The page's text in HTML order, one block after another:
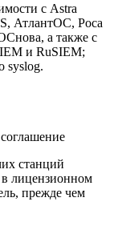
с Astra
АтлантОС, Роса
а также с
и RuSIEM;
syslog.
станций
лицензионном
прежде чем